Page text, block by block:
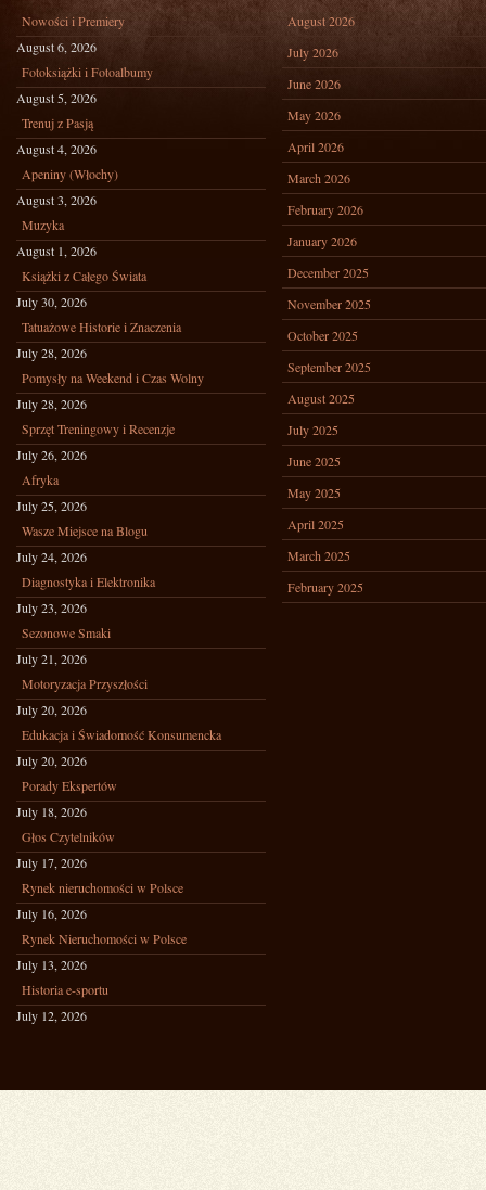
Nowości i Premiery
August 6, 2026
Fotoksiążki i Fotoalbumy
August 5, 2026
Trenuj z Pasją
August 4, 2026
Apeniny (Włochy)
August 3, 2026
Muzyka
August 1, 2026
Książki z Całego Świata
July 30, 2026
Tatuażowe Historie i Znaczenia
July 28, 2026
Pomysły na Weekend i Czas Wolny
July 28, 2026
Sprzęt Treningowy i Recenzje
July 26, 2026
Afryka
July 25, 2026
Wasze Miejsce na Blogu
July 24, 2026
Diagnostyka i Elektronika
July 23, 2026
Sezonowe Smaki
July 21, 2026
Motoryzacja Przyszłości
July 20, 2026
Edukacja i Świadomość Konsumencka
July 20, 2026
Porady Ekspertów
July 18, 2026
Głos Czytelników
July 17, 2026
Rynek nieruchomości w Polsce
July 16, 2026
Rynek Nieruchomości w Polsce
July 13, 2026
Historia e-sportu
July 12, 2026
August 2026
July 2026
June 2026
May 2026
April 2026
March 2026
February 2026
January 2026
December 2025
November 2025
October 2025
September 2025
August 2025
July 2025
June 2025
May 2025
April 2025
March 2025
February 2025